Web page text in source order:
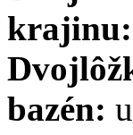
krajinu:
bazén: